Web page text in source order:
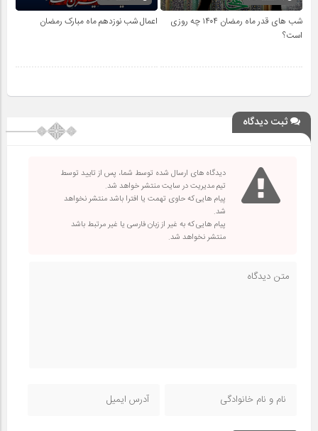
شب های قدر ماه رمضان ۱۴۰۴ چه روزی
است؟
اعمال شب نوزدهم ماه مبارک رمضان
ثبت دیدگاه
دیدگاه های ارسال شده توسط شما، پس از تایید توسط
تیم مدیریت در سایت منتشر خواهد شد.
پیام هایی که حاوی تهمت یا افترا باشد منتشر نخواهد
شد.
پیام هایی که به غیر از زبان فارسی یا غیر مرتبط باشد
منتشر نخواهد شد.